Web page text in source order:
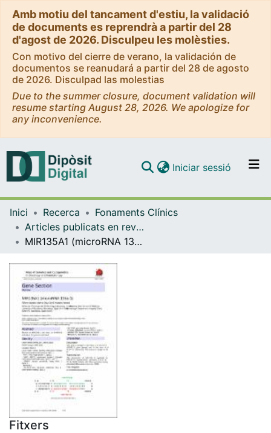
Amb motiu del tancament d'estiu, la validació
de documents es reprendrà a partir del 28
d'agost de 2026. Disculpeu les molèsties.
Con motivo del cierre de verano, la validación de
documentos se reanudará a partir del 28 de agosto
de 2026. Disculpad las molestias
Due to the summer closure, document validation will
resume starting August 28, 2026. We apologize for
any inconvenience.
Navega per tot el DD
Com publicar
Iniciar sessió (current)
Inici Recerca
Fonaments Clínics
Articles publicats en revistes (Fonaments Clínics)
MIR135A1 (microRNA 135a-1)
Fitxers